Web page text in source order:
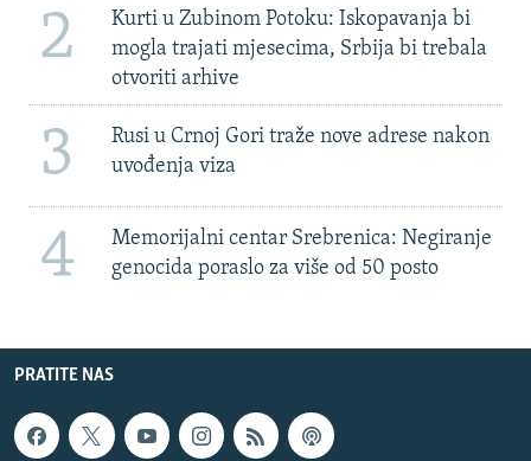
2
Kurti u Zubinom Potoku: Iskopavanja bi
mogla trajati mjesecima, Srbija bi trebala
otvoriti arhive
3
Rusi u Crnoj Gori traže nove adrese nakon
uvođenja viza
4
Memorijalni centar Srebrenica: Negiranje
genocida poraslo za više od 50 posto
PRATITE NAS